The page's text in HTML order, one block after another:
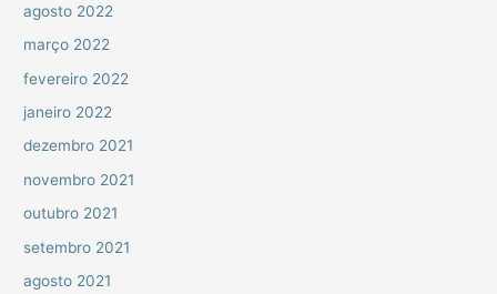
agosto 2022
março 2022
fevereiro 2022
janeiro 2022
dezembro 2021
novembro 2021
outubro 2021
setembro 2021
agosto 2021